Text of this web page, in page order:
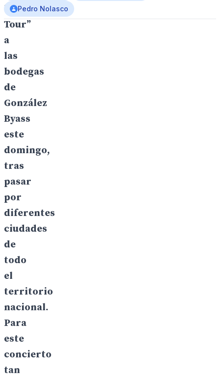
“Libra
Tour”
a
las
bodegas
de
González
Byass
este
domingo,
tras
pasar
por
diferentes
ciudades
de
todo
el
territorio
nacional.
Para
este
concierto
tan
Pedro Nolasco